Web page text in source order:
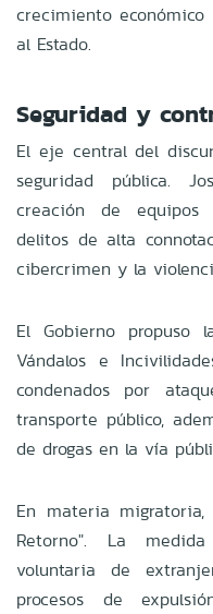
crecimiento
al Estado.
Seguridad y
El eje central del
seguridad pública.
creación de equipos
delitos de alta
cibercrimen y la
El Gobierno propuso
Vándalos e
condenados por
transporte público,
de drogas en la vía
En materia
Retorno". La
voluntaria de
procesos de